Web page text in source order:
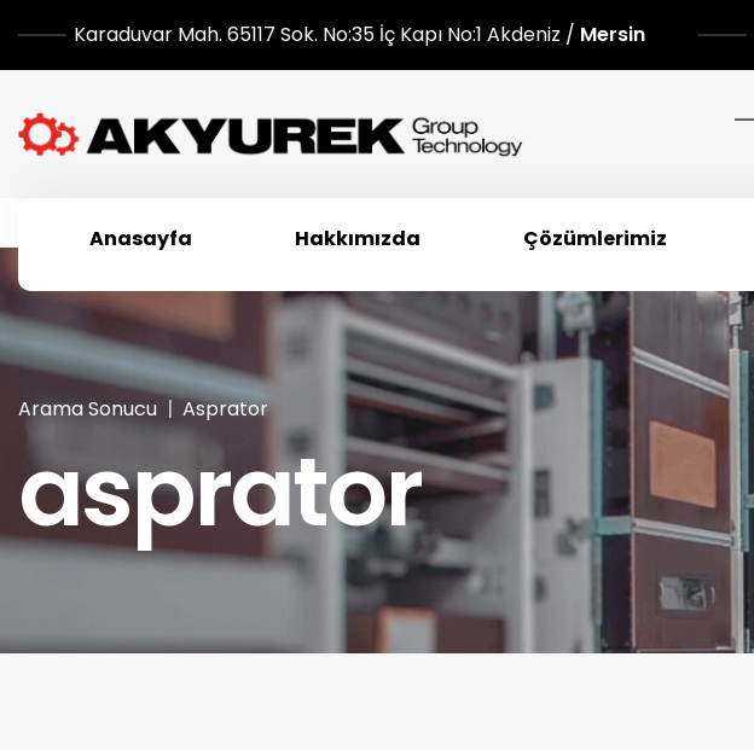
Karaduvar Mah. 65117 Sok. No:35 İç Kapı No:1 Akdeniz / Mersin
Anasayfa Hakkımızda Çözümlerimiz
Arama Sonucu Asprator
asprator